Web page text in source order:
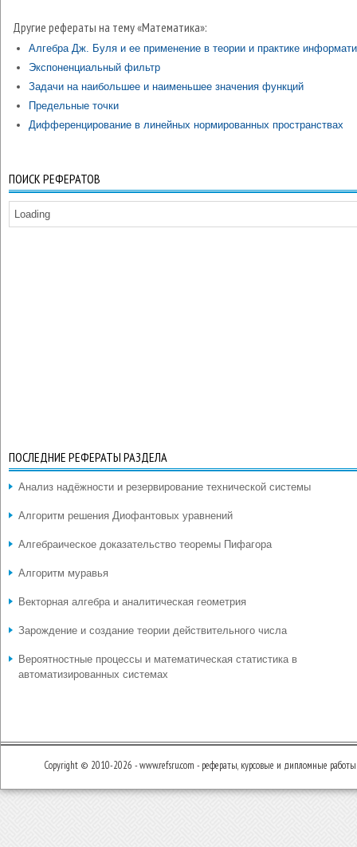
Другие рефераты на тему «Математика»:
Алгебра Дж. Буля и ее применение в теории и практике
Экспоненциальный фильтр
Задачи на наибольшее и наименьшее значения функций
Предельные точки
Дифференцирование в линейных нормированных пространствах
ПОИСК РЕФЕРАТОВ
Loading
ПОСЛЕДНИЕ РЕФЕРАТЫ РАЗДЕЛА
Анализ надёжности и резервирование технической системы
Алгоритм решения Диофантовых уравнений
Алгебраическое доказательство теоремы Пифагора
Алгоритм муравья
Векторная алгебра и аналитическая геометрия
Зарождение и создание теории действительного числа
Вероятностные процессы и математическая статистика в
автоматизированных системах
Copyright © 2010-2026 - www.refsru.com - рефераты, курсовые и дипломные работы